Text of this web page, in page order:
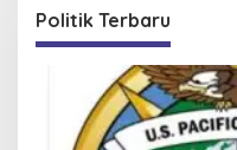
Politik Terbaru